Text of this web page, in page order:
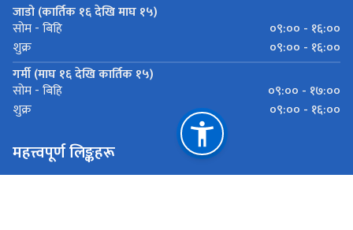
जाडो (कार्तिक १६ देखि माघ १५)
सोम - बिहि
०९:०० - १६:००
शुक्र
०९:०० - १६:००
गर्मी (माघ १६ देखि कार्तिक १५)
सोम - बिहि
०९:०० - १७:००
शुक्र
०९:०० - १६:००
महत्त्वपूर्ण लिङ्कहरू